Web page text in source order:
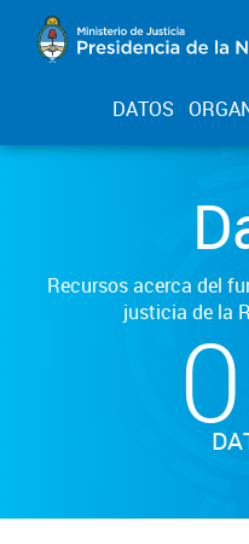
DATOS
Recursos acerca del
justicia de la